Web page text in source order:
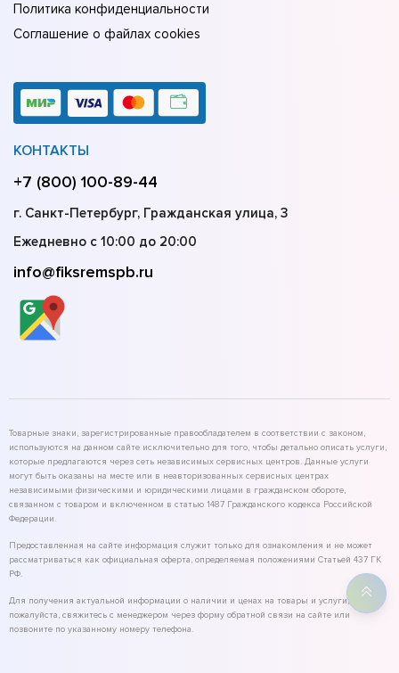
Политика конфиденциальности
Соглашение о файлах cookies
КОНТАКТЫ
+7 (800) 100-89-44
г. Санкт-Петербург, Гражданская улица, 3
Ежедневно с 10:00 до 20:00
info@fiksremspb.ru
Товарные знаки, зарегистрированные правообладателем в соответствии с законом,
используются на данном сайте исключительно для того, чтобы детально описать услуги,
которые предлагаются через сеть независимых сервисных центров. Данные услуги
могут быть оказаны на месте или в неавторизованных сервисных центрах
независимыми физическими и юридическими лицами в гражданском обороте,
связанном с товаром и включенном в статью 1487 Гражданского кодекса Российской
Федерации.
Предоставленная на сайте информация служит только для ознакомления и не может
рассматриваться как официальная оферта, определяемая положениями Статьей 437 ГК
РФ.
Для получения актуальной информации о наличии и ценах на товары и услуги,
пожалуйста, свяжитесь с менеджером через форму обратной связи на сайте или
позвоните по указанному номеру телефона.